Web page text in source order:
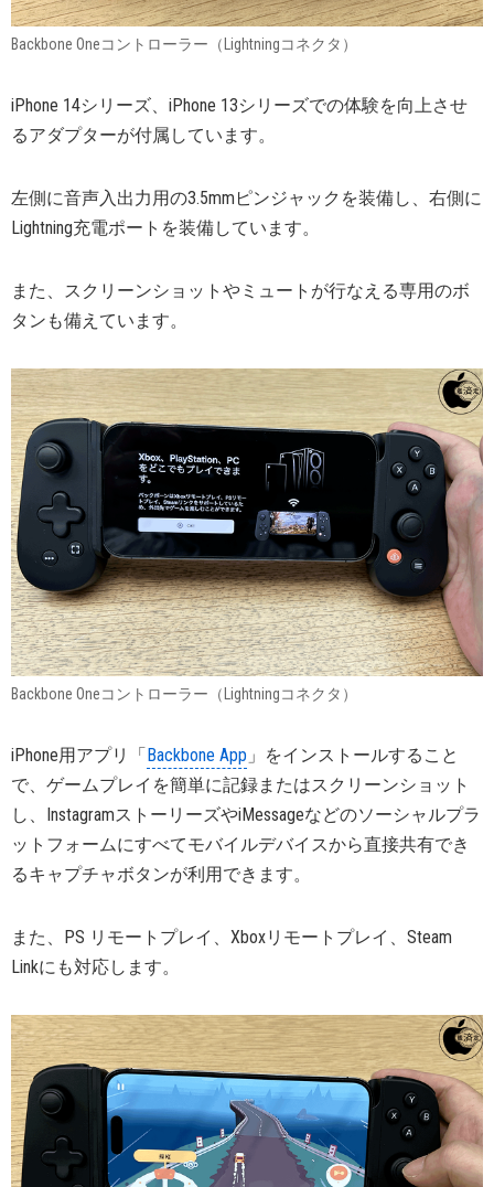
Backbone Oneコントローラー（Lightningコネクタ）
iPhone 14シリーズ、iPhone 13シリーズでの体験を向上させ
るアダプターが付属しています。
左側に音声入出力用の3.5mmピンジャックを装備し、右側に
Lightning充電ポートを装備しています。
また、スクリーンショットやミュートが行なえる専用のボ
タンも備えています。
Backbone Oneコントローラー（Lightningコネクタ）
iPhone用アプリ「Backbone App 」をインストールすること
で、ゲームプレイを簡単に記録またはスクリーンショット
し、InstagramストーリーズやiMessageなどのソーシャルプラ
ットフォームにすべてモバイルデバイスから直接共有でき
るキャプチャボタンが利用できます。
また、PS リモートプレイ、Xboxリモートプレイ、Steam
Linkにも対応します。